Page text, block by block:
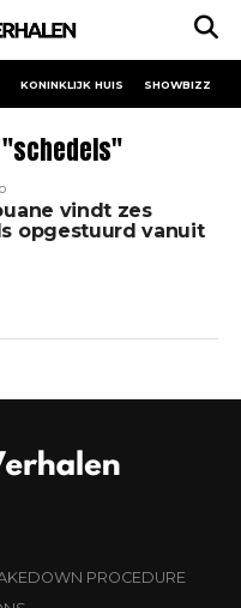
KONINKLIJK HUIS SHOWBIZZ
vindt zes
opgestuurd vanuit
PROCEDURE